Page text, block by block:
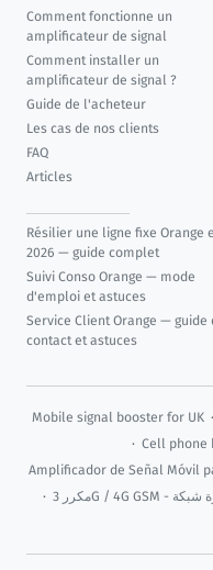
Comment fonctionne un
amplificateur de signal
Comment installer un
amplificateur de signal ?
Guide de l'acheteur
Les cas de nos clients
FAQ
Articles
Résilier une ligne fixe Orange
2026 — guide complet
Suivi Conso Orange — mode
d'emploi et astuces
Service Client Orange — guide
contact et astuces
Mobile signal booster for UK ·
· Cell phone
Amplificador de Señal Móvil
· مكرر 3G / 4G GSM - مضخمات شبكة الهاتف المحمول - تقوية اشارة شبكة